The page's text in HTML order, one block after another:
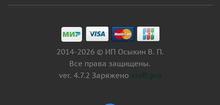
2014-2026 © ИП Осыкин В. П.
Все права защищены.
ver. 4.7.2 Заряжено vsoft.pro